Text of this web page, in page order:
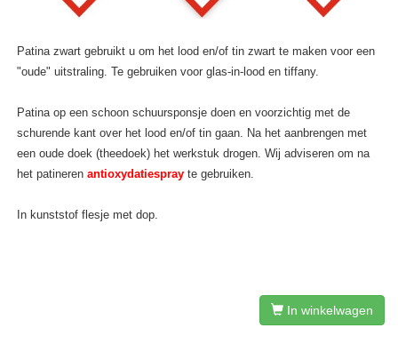
Patina zwart gebruikt u om het lood en/of tin zwart te maken voor een
"oude" uitstraling. Te gebruiken voor glas-in-lood en tiffany.
Patina op een schoon schuursponsje doen en voorzichtig met de
schurende kant over het lood en/of tin gaan. Na het aanbrengen met
een oude doek (theedoek) het werkstuk drogen. Wij adviseren om na
het patinerenantioxydatiespray te gebruiken.
In kunststof flesje met dop.
In winkelwagen